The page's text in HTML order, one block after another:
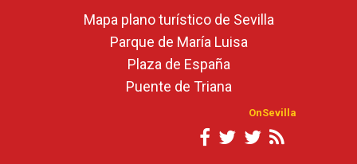
Mapa plano turístico de Sevilla
Parque de María Luisa
Plaza de España
Puente de Triana
OnSevilla